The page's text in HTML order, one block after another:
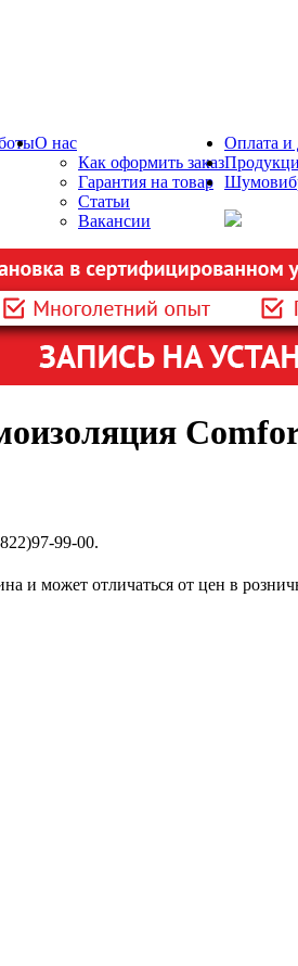
О нас
Как оформить заказ
Гарантия на товар
Статьи
Вакансии
Оплата и
99-00.
и может отличаться от цен в